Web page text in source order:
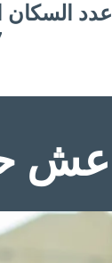
عدد السكان
عش